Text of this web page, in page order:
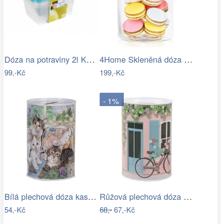
Dóza na potraviny 2l KEEEPER Fresh &…
99,-Kč
4Home Skleněná dóza na potraviny s…
199,-Kč
Bílá plechová dóza kasička s kočkami -…
54,-Kč
- 1%
Růžová plechová dóza kasička s kolem a…
68,-67,-Kč